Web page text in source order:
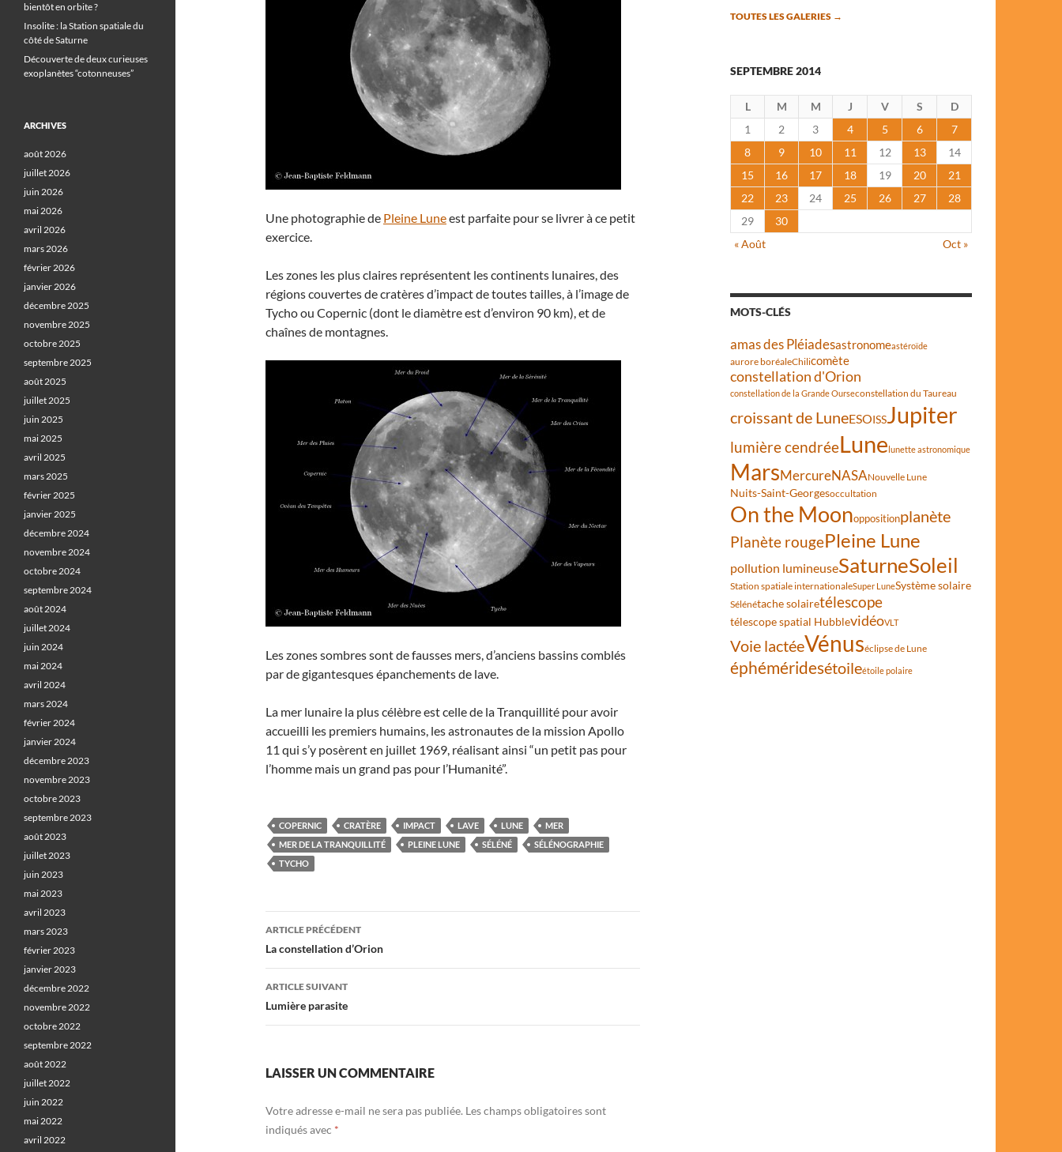
Une photographie de Pleine Luneest parfaite pour se livrer à ce petit
exercice.
Les zones les plus claires représentent les continents lunaires, des
régions couvertes de cratères d’impact de toutes tailles, à l’image de
Tycho ou Copernic (dont le diamètre est d’environ 90 km), et de
chaînes de montagnes.
Les zones sombres sont de fausses mers, d’anciens bassins comblés
par de gigantesques épanchements de lave.
La mer lunaire la plus célèbre est celle de la Tranquillité pour avoir
accueilli les premiers humains, les astronautes de la mission Apollo
11 qui s’y posèrent en juillet 1969, réalisant ainsi “un petit pas pour
l’homme mais un grand pas pour l’Humanité”.
COPERNIC CRATÈRE IMPACT LAVE LUNE
MER
MER DE LA TRANQUILLITÉ
PLEINE LUNE SÉLÉNÉ
SÉLÉNOGRAPHIE
TYCHO
Navigation
des
articles
ARTICLE PRÉCÉDENT
La constellation d’Orion
ARTICLE SUIVANT
Lumière parasite
LAISSER UN COMMENTAIRE
Votre adresse e-mail ne sera pas publiée. Les champs obligatoires sont
indiqués avec *
TOUTES LES GALERIES →
SEPTEMBRE 2014
L M M J V S
D
1
2 3 4 5 6
7
8
9 10 11 12 13
14
15
16 17 18 19 20
21
22
23 24 25 26 27
28
29
30
« Août
Oct »
MOTS-CLÉS
amas des Pléiadesastronomeastéroïde
aurore boréaleChilicomète
constellation d'Orion
constellation de la Grande Ourseconstellation du Taureau
croissant de LuneESOISSJupiter
lumière cendréeLunelunette astronomique
MarsMercureNASANouvelle Lune
Nuits-Saint-Georgesoccultation
On the Moonoppositionplanète
Planète rougePleine Lune
pollution lumineuseSaturneSoleil
Station spatiale internationaleSuper LuneSystème solaire
Sélénétache solairetélescope
télescope spatial HubblevidéoVLT
Voie lactéeVénuséclipse de Lune
éphéméridesétoileétoile polaire
bientôt en orbite ?
Insolite : la Station spatiale du
côté de Saturne
Découverte de deux curieuses
exoplanètes “cotonneuses”
ARCHIVES
août 2026
juillet 2026
juin 2026
mai 2026
avril 2026
mars 2026
février 2026
janvier 2026
décembre 2025
novembre 2025
octobre 2025
septembre 2025
août 2025
juillet 2025
juin 2025
mai 2025
avril 2025
mars 2025
février 2025
janvier 2025
décembre 2024
novembre 2024
octobre 2024
septembre 2024
août 2024
juillet 2024
juin 2024
mai 2024
avril 2024
mars 2024
février 2024
janvier 2024
décembre 2023
novembre 2023
octobre 2023
septembre 2023
août 2023
juillet 2023
juin 2023
mai 2023
avril 2023
mars 2023
février 2023
janvier 2023
décembre 2022
novembre 2022
octobre 2022
septembre 2022
août 2022
juillet 2022
juin 2022
mai 2022
avril 2022